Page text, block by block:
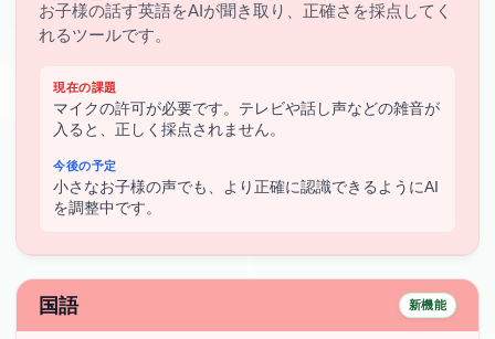
お子様の話す英語をAIが聞き取り、正確さを採点してく
れるツールです。
現在の課題
マイクの許可が必要です。テレビや話し声などの雑音が
入ると、正しく採点されません。
今後の予定
小さなお子様の声でも、より正確に認識できるようにAI
を調整中です。
国語 新機能